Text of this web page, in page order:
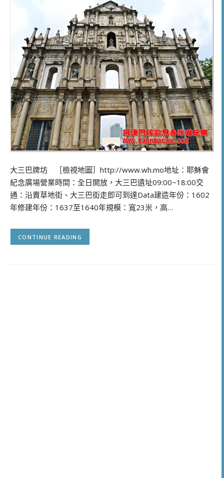
大三巴牌坊 ［檢視地圖］http://www.wh.mo地址：耶穌會
紀念廣場營業時間：全日開放，大三巴遺址09:00~18:00交
通：沿賣草地街、大三巴街走即可到達Data建造年份：1602
年修建年份：1637至1640年規模：寬23米，高…
CONTINUE READING